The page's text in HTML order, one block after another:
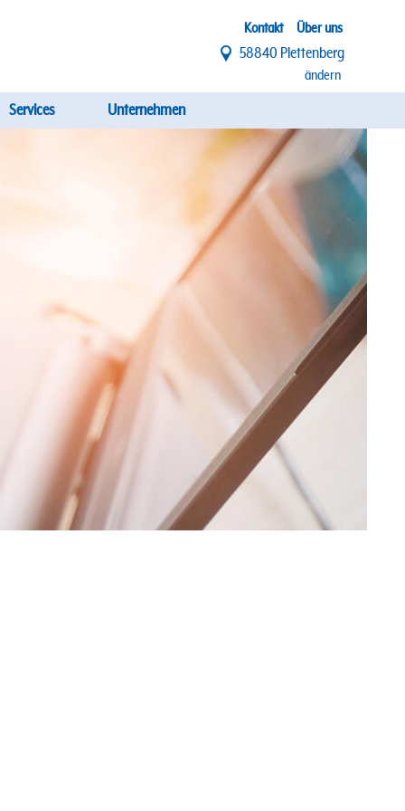
Top
Menü
Kontakt Über uns
58840 Plettenberg
ändern
Services Unternehmen